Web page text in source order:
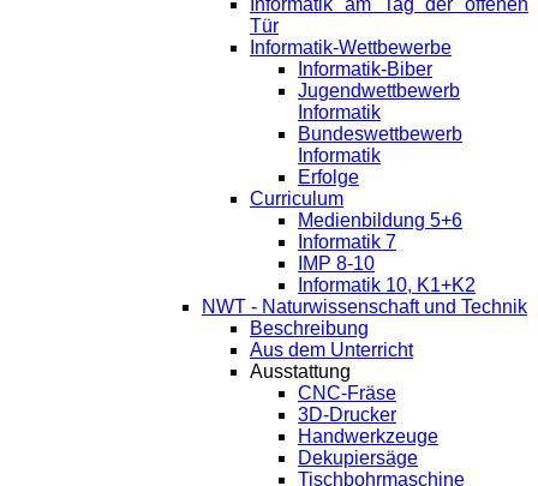
Tür
Informatik-Wettbewerbe
Informatik-Biber
Jugendwettbewerb
Informatik
Bundeswettbewerb
Informatik
Erfolge
Curriculum
Medienbildung 5+6
Informatik 7
IMP 8-10
Informatik 10, K1+K2
NWT - Naturwissenschaft und Technik
Beschreibung
Aus dem Unterricht
Ausstattung
CNC-Fräse
3D-Drucker
Handwerkzeuge
Dekupiersäge
Tischbohrmaschine